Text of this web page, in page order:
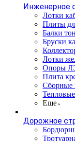
Инженерное
Лотки
Плиты
Балки
Бруски
Лотки
Опоры
Плита
Сборные
Еще
Дорожное